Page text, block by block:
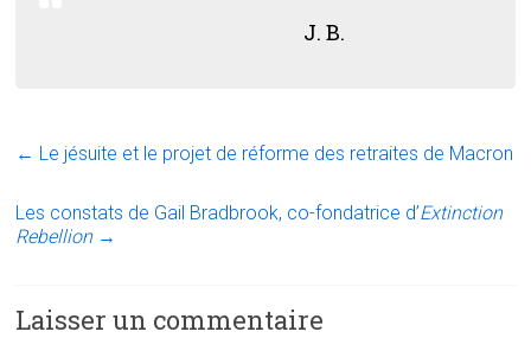
J. B.
← Le jésuite et le projet de réforme des retraites de Macron
Les constats de Gail Bradbrook, co-fondatrice d’Extinction
Rebellion →
Laisser un commentaire